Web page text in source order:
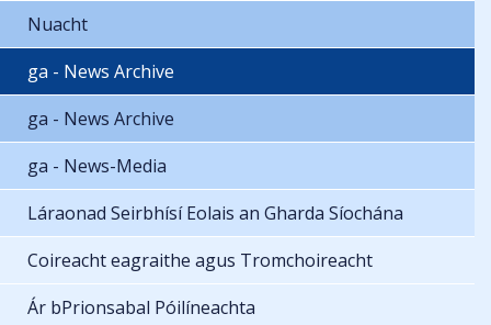
Nuacht
ga - News Archive
ga - News Archive
ga - News-Media
Láraonad Seirbhísí Eolais an Gharda Síochána
Coireacht eagraithe agus Tromchoireacht
Ár bPrionsabal Póilíneachta